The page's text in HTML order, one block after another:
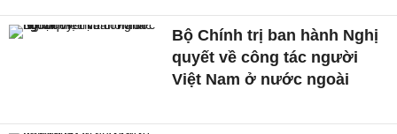
Bộ Chính trị ban hành Nghị
quyết về công tác người
Việt Nam ở nước ngoài